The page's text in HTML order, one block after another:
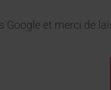
Google et merci de